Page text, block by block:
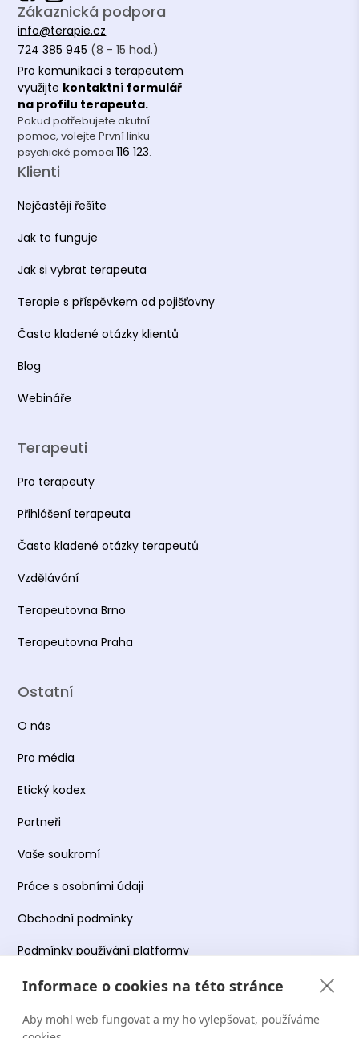
Informace o cookies na této stránce
Aby mohl web fungovat a my ho vylepšovat, používáme
Zákaznická podpora
info@terapie.cz
724 385 945 (8 - 15 hod.)
Pro komunikaci s terapeutem
využijte kontaktní formulář
na profilu terapeuta.
Pokud potřebujete akutní
pomoc, volejte První linku
psychické pomoci116 123.
Klienti
Nejčastěji řešíte
Jak to funguje
Jak si vybrat terapeuta
Terapie s příspěvkem od pojišťovny
Často kladené otázky klientů
Blog
Webináře
Terapeuti
Pro terapeuty
Přihlášení terapeuta
Často kladené otázky terapeutů
Vzdělávání
Terapeutovna Brno
Terapeutovna Praha
Ostatní
O nás
Pro média
Etický kodex
Partneři
Vaše soukromí
Práce s osobními údaji
Obchodní podmínky
Podmínky používání platformy
Copyright Terapie CZ s.r.o. 2026. Všechna práva